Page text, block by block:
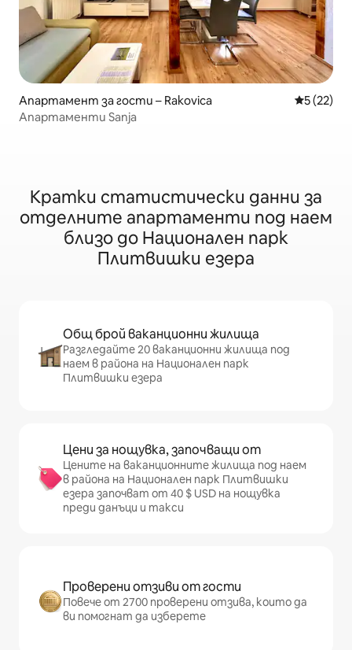
Апартамент за гости – Rakovica Средна
5 (22)
Апартаменти Sanja
Кратки статистически данни за
отделните апартаменти под наем
близо до Национален парк
Плитвишки езера
Общ брой ваканционни жилища
Разгледайте 20 ваканционни жилища под
наем в района на Национален парк
Плитвишки езера
Цени за нощувка, започващи от
Цените на ваканционните жилища под наем
в района на Национален парк Плитвишки
езера започват от 40 $ USD на нощувка
преди данъци и такси
Проверени отзиви от гости
Повече от 2700 проверени отзива, които да
ви помогнат да изберете